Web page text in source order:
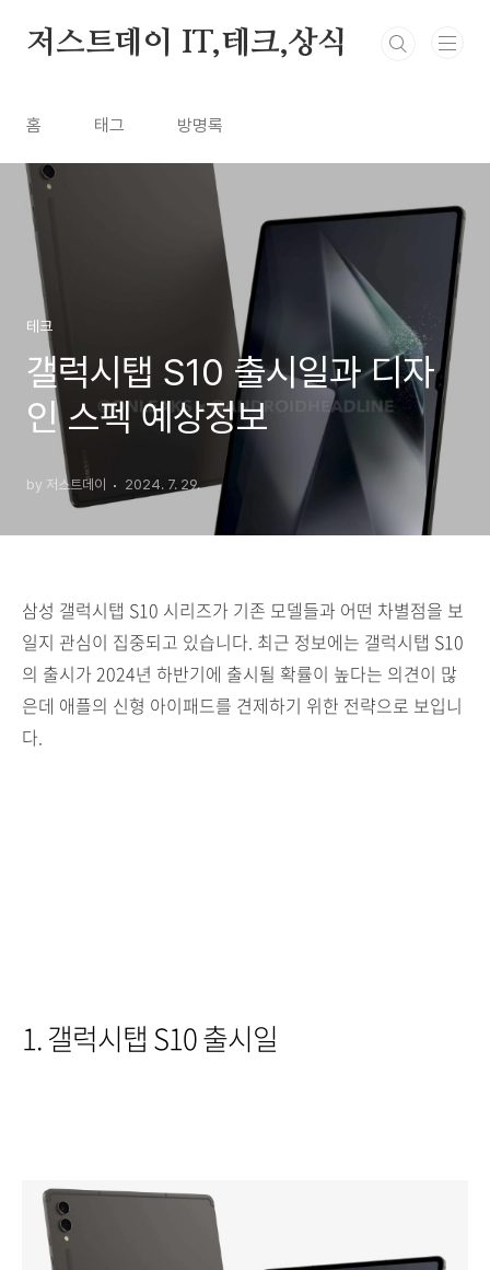
저스트데이 IT,테크,상식
홈 태그 방명록
테크
갤럭시탭 S10 출시일과 디자
인 스펙 예상정보
by 저스트데이 2024. 7. 29.
삼성 갤럭시탭 S10 시리즈가 기존 모델들과 어떤 차별점을 보
일지 관심이 집중되고 있습니다. 최근 정보에는 갤럭시탭 S10
의 출시가 2024년 하반기에 출시될 확률이 높다는 의견이 많
은데 애플의 신형 아이패드를 견제하기 위한 전략으로 보입니
다.
1. 갤럭시탭 S10 출시일